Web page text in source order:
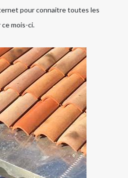
pour connaitre toutes les
mois-ci.